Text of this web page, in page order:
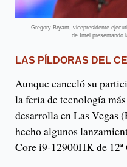
Gregory Bryant, vicepresidente
de Intel presentando
LAS PÍLDORAS DEL
Aunque canceló su
la feria de tecnología
desarrolla en Las Vegas
hecho algunos
Core i9-12900HK de 12ª